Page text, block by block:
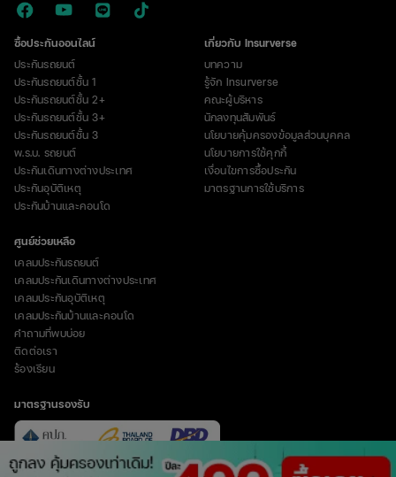
ซื้อประกันออนไลน์
ประกันรถยนต์
ประกันรถยนต์ชั้น 1
ประกันรถยนต์ชั้น 2+
ประกันรถยนต์ชั้น 3+
ประกันรถยนต์ชั้น 3
พ.ร.บ. รถยนต์
ประกันเดินทางต่างประเทศ
ประกันอุบัติเหตุ
ประกันบ้านและคอนโด
เกี่ยวกับ Insurverse
บทความ
รู้จัก Insurverse
คณะผู้บริหาร
นักลงทุนสัมพันธ์
นโยบายคุ้มครองข้อมูลส่วนบุคคล
นโยบายการใช้คุกกี้
เงื่อนไขการซื้อประกัน
มาตรฐานการใช้บริการ
ศูนย์ช่วยเหลือ
เคลมประกันรถยนต์
เคลมประกันเดินทางต่างประเทศ
เคลมประกันอุบัติเหตุ
เคลมประกันบ้านและคอนโด
คำถามที่พบบ่อย
ติดต่อเรา
ร้องเรียน
มาตรฐานรองรับ